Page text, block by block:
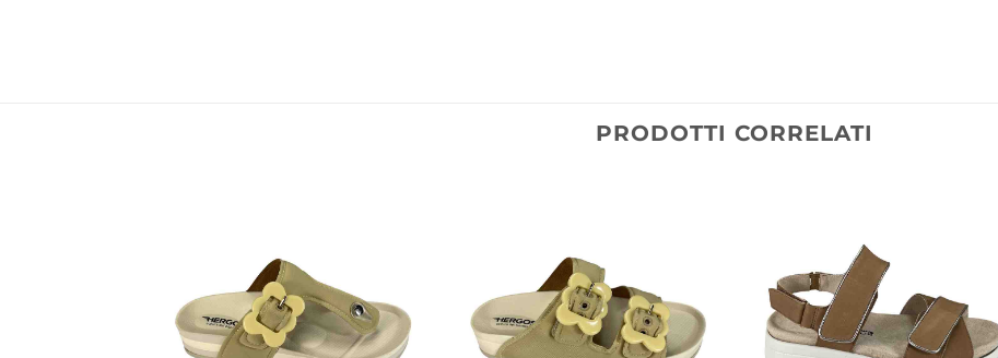
PRODOTTI CORRELATI